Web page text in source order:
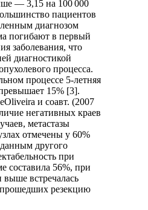
— 3,15 на 100 000
пациентов
диагнозом
погибают в первый
заболевания, что
диагностикой
процесса.
процессе 5-летняя
15% [3].
и соавт. (2007
негативных краев
метастазы
отмечены у 60%
другого
при
составила 56%, при
выше встречалась
резекцию